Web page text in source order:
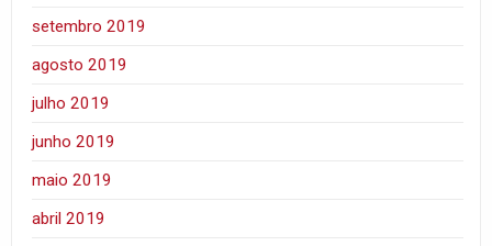
setembro 2019
agosto 2019
julho 2019
junho 2019
maio 2019
abril 2019